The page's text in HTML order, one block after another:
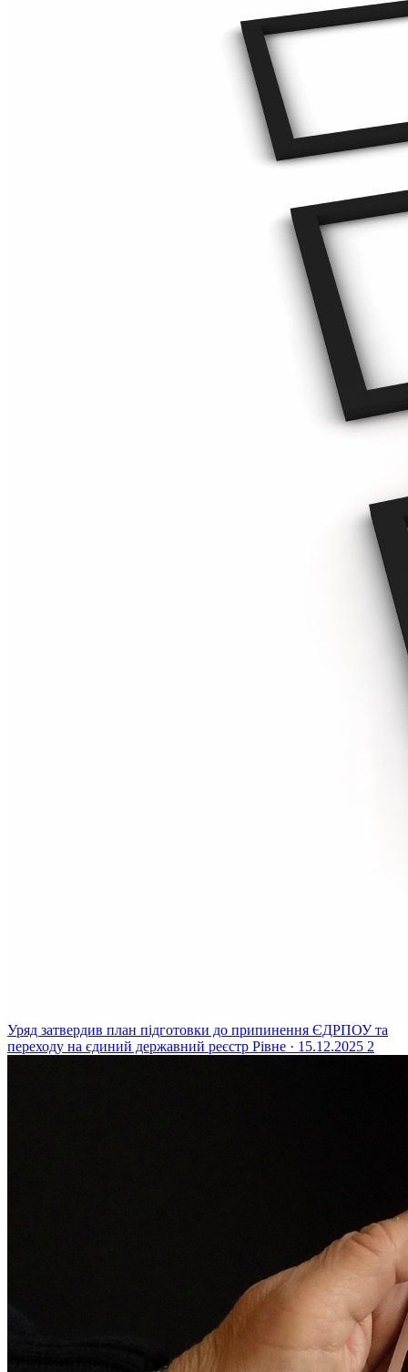
Уряд затвердив план підготовки до припинення ЄДРПОУ та
переходу на єдиний державний реєстр Рівне · 15.12.2025 2